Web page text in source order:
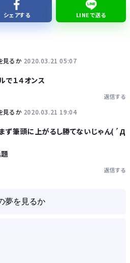
細胞変異」が残ればヒトの寿命は156年、数理モデルで推定
シェアする LINEで送る
見るか 2020.03.21 05:07
で１４オンス
返信する
見るか 2020.03.21 19:04
ず筆頭に上がるし勝てないじゃん(´Д
返信する